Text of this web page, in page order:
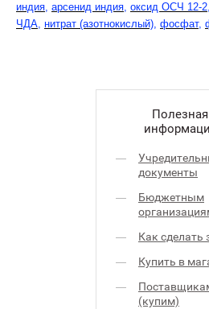
индия, арсенид индия, оксид ОСЧ 12-2,
ЧДА, нитрат (азотнокислый), фосфат,
Полезная
документы
Бюджетным
Как сделать
Купить в
(купим)